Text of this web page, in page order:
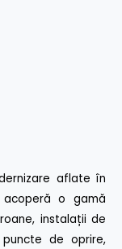
aflate în
acoperă o gamă
instalații de
de oprire,